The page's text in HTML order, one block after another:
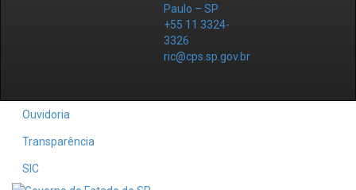
Paulo – SP
+55 11 3324-
3326
ric@cps.sp.gov.br
Ouvidoria
Transparência
SIC